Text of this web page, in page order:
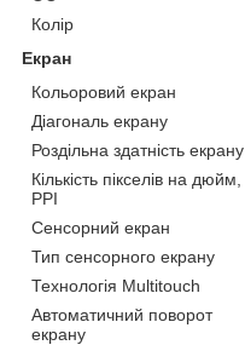
Колір
Екран
Кольоровий екран
Діагональ екрану
Роздільна здатність екрану
Кількість пікселів на дюйм,
PPI
Сенсорний екран
Тип сенсорного екрану
Технологія Multitouch
Автоматичний поворот
екрану